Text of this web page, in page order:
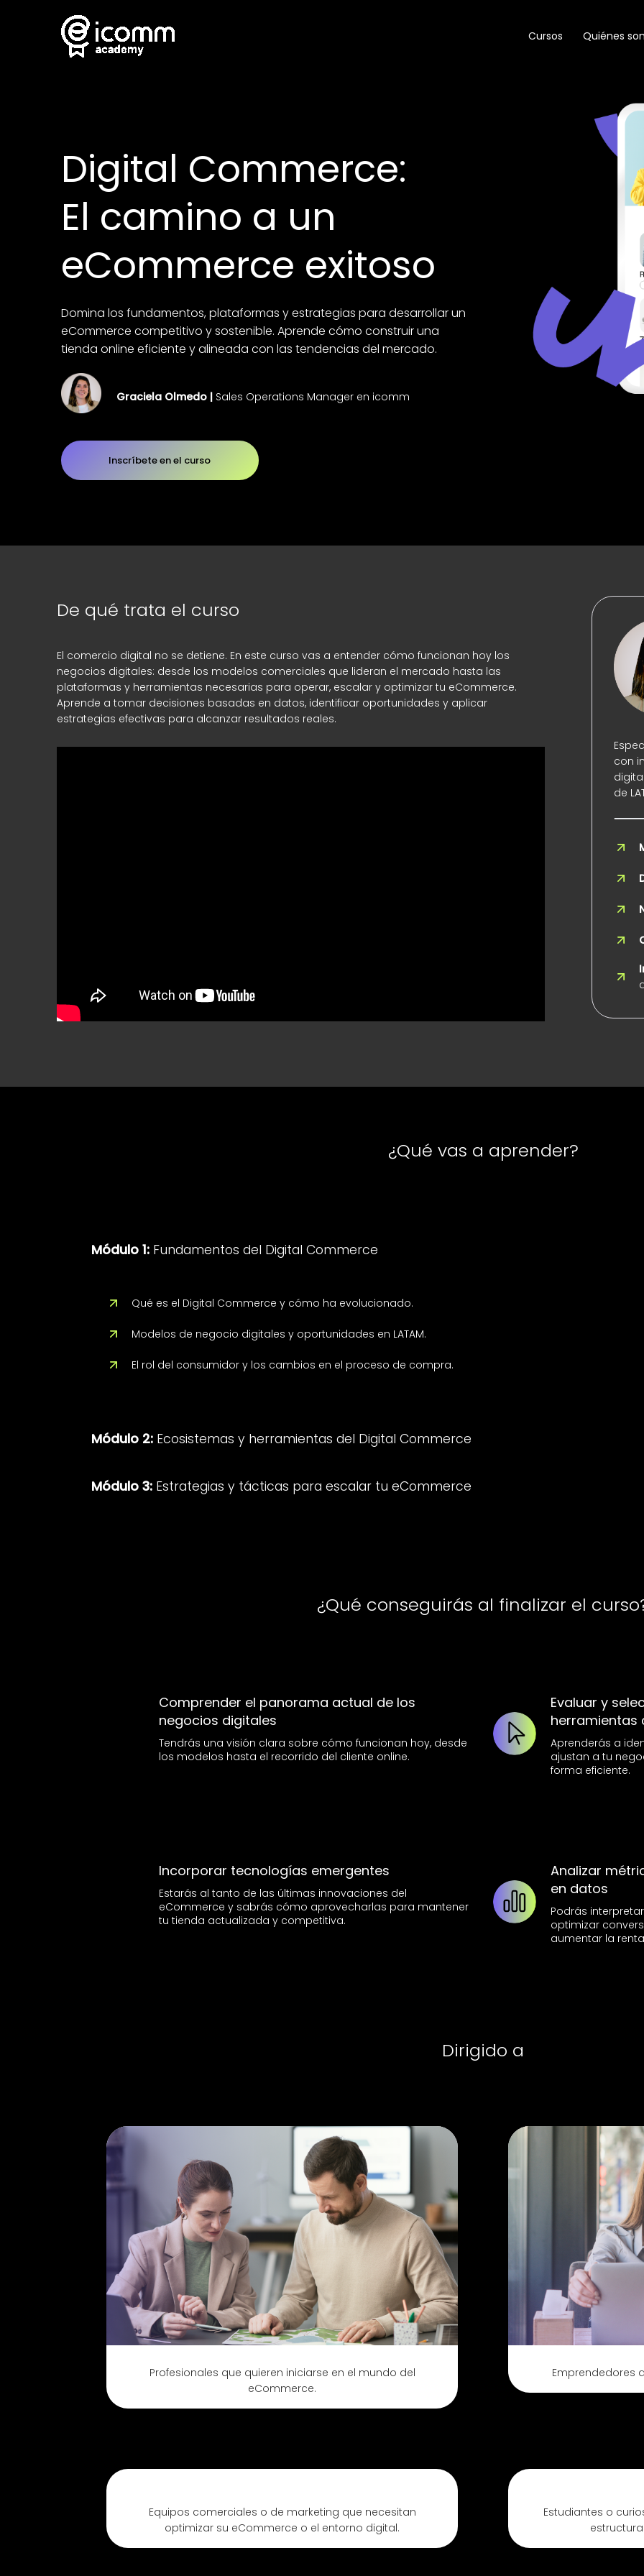
Cursos Quiénes
Digital Commerce:
El camino a un
eCommerce exitoso
Domina los fundamentos, plataformas y estrategias para desarrollar un
eCommerce competitivo y sostenible. Aprende cómo construir una
tienda online eficiente y alineada con las tendencias del mercado.
Graciela Olmedo | Sales Operations Manager en icomm
Inscríbete en el curso
De qué trata el curso
El comercio digital no se detiene. En este curso vas a entender cómo funcionan hoy los
negocios digitales: desde los modelos comerciales que lideran el mercado hasta las
plataformas y herramientas necesarias para operar, escalar y optimizar tu eCommerce.
Aprende a tomar decisiones basadas en datos, identificar oportunidades y aplicar
estrategias efectivas para alcanzar resultados reales.
con
de
¿Qué vas a aprender?
Módulo 1: Fundamentos del Digital Commerce
Qué es el Digital Commerce y cómo ha evolucionado.
Modelos de negocio digitales y oportunidades en LATAM.
El rol del consumidor y los cambios en el proceso de compra.
Módulo 2: Ecosistemas y herramientas del Digital Commerce
Módulo 3: Estrategias y tácticas para escalar tu eCommerce
¿Qué conseguirás al finalizar el
Comprender el panorama actual de los
negocios digitales
Tendrás una visión clara sobre cómo funcionan hoy, desde
los modelos hasta el recorrido del cliente online.
Evaluar y
herramientas
Aprenderás a
ajustan a tu
forma eficiente.
Incorporar tecnologías emergentes
Estarás al tanto de las últimas innovaciones del
eCommerce y sabrás cómo aprovecharlas para mantener
tu tienda actualizada y competitiva.
Analizar
en datos
Podrás
optimizar
aumentar la
Dirigido a
Profesionales que quieren iniciarse en el mundo del
eCommerce.
Emprendedores
Equipos comerciales o de marketing que necesitan
optimizar su eCommerce o el entorno digital.
Estudiantes o